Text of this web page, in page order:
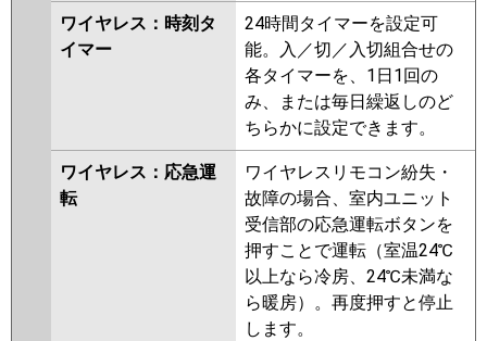
ワイヤレス：時刻タ
イマー
24時間タイマーを設定可
能。入／切／入切組合せの
各タイマーを、1日1回の
み、または毎日繰返しのど
ちらかに設定できます。
ワイヤレス：応急運
転
ワイヤレスリモコン紛失・
故障の場合、室内ユニット
受信部の応急運転ボタンを
押すことで運転（室温24℃
以上なら冷房、24℃未満な
ら暖房）。再度押すと停止
します。